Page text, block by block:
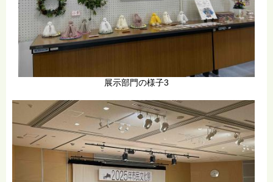
展示部門の様子3